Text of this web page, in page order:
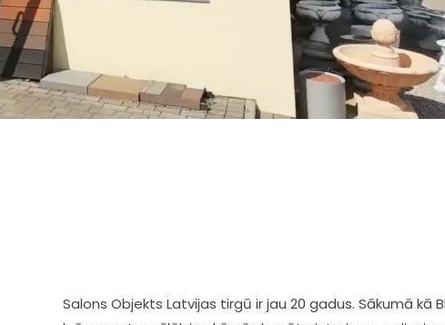
Salons Objekts Latvijas tirgū ir jau 20 gadus. Sākumā kā